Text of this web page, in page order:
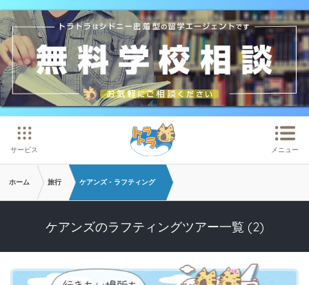
メインコンテンツへスキップ
サービス メニュー
ホーム 旅行 ケアンズ - ラフティング
ケアンズのラフティングツアー一覧 (2)